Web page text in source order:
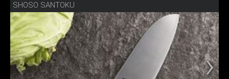
SHOSO SANTOKU